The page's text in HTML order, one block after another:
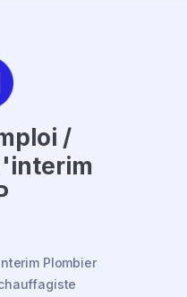
/
Plombier